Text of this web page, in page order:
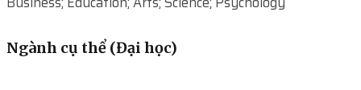
Ngành cụ thể (Đại học)